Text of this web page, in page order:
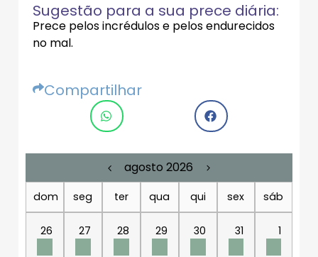
Sugestão para a sua prece diária:
Prece pelos incrédulos e pelos endurecidos
no mal.
Compartilhar
agosto 2026
dom seg ter qua qui sex sáb
26 27 28 29 30 31 1